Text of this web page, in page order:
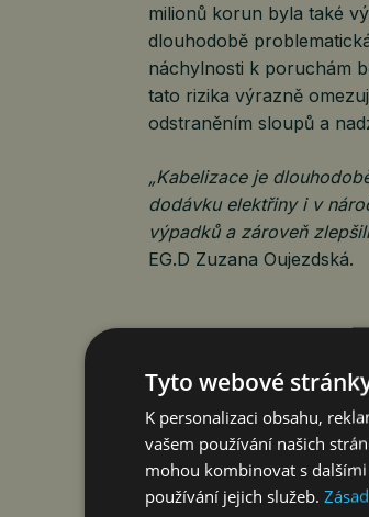
milionů korun byla také
dlouhodobě
náchylnosti k poruchám
tato rizika výrazně
odstraněním sloupů a
„Kabelizace je
dodávku elektřiny i v
výpadků a zároveň
EG.D Zuzana Oujezdská.
Podobný projekt letos
Ostrov a U Lesa
korun zahrnovala
i výměnu trafostanice za
dálkové řízení a
Tyto webové
K personalizaci obsahu,
vašem používání našich
mohou kombinovat s
používání jejich služeb.